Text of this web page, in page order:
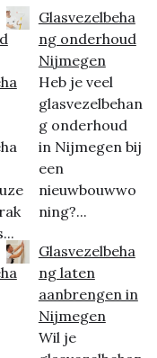
Glasvezelbeha
ng onderhoud
Nijmegen
Heb je veel
glasvezelbehan
g onderhoud
in Nijmegen bij
een
nieuwbouwwo
ning?...
Glasvezelbeha
ng laten
aanbrengen in
Nijmegen
Wil je